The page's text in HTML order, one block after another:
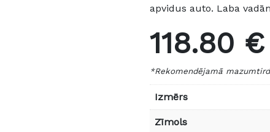
apvidus auto. Laba
118.80 €
*Rekomendējamā
Izmērs
Zīmols